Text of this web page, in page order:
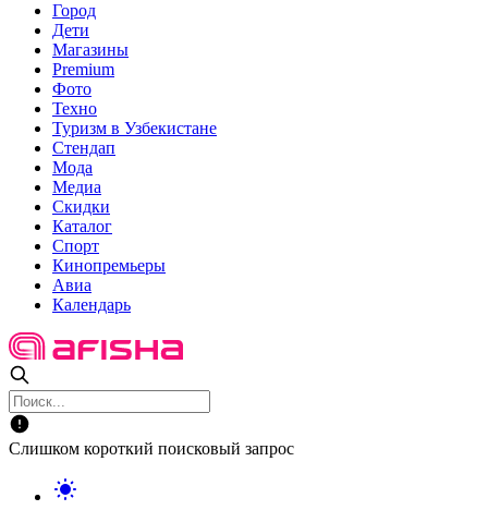
Город
Дети
Магазины
Premium
Фото
Техно
Туризм в Узбекистане
Стендап
Мода
Медиа
Скидки
Каталог
Спорт
Кинопремьеры
Авиа
Календарь
Слишком короткий поисковый запрос